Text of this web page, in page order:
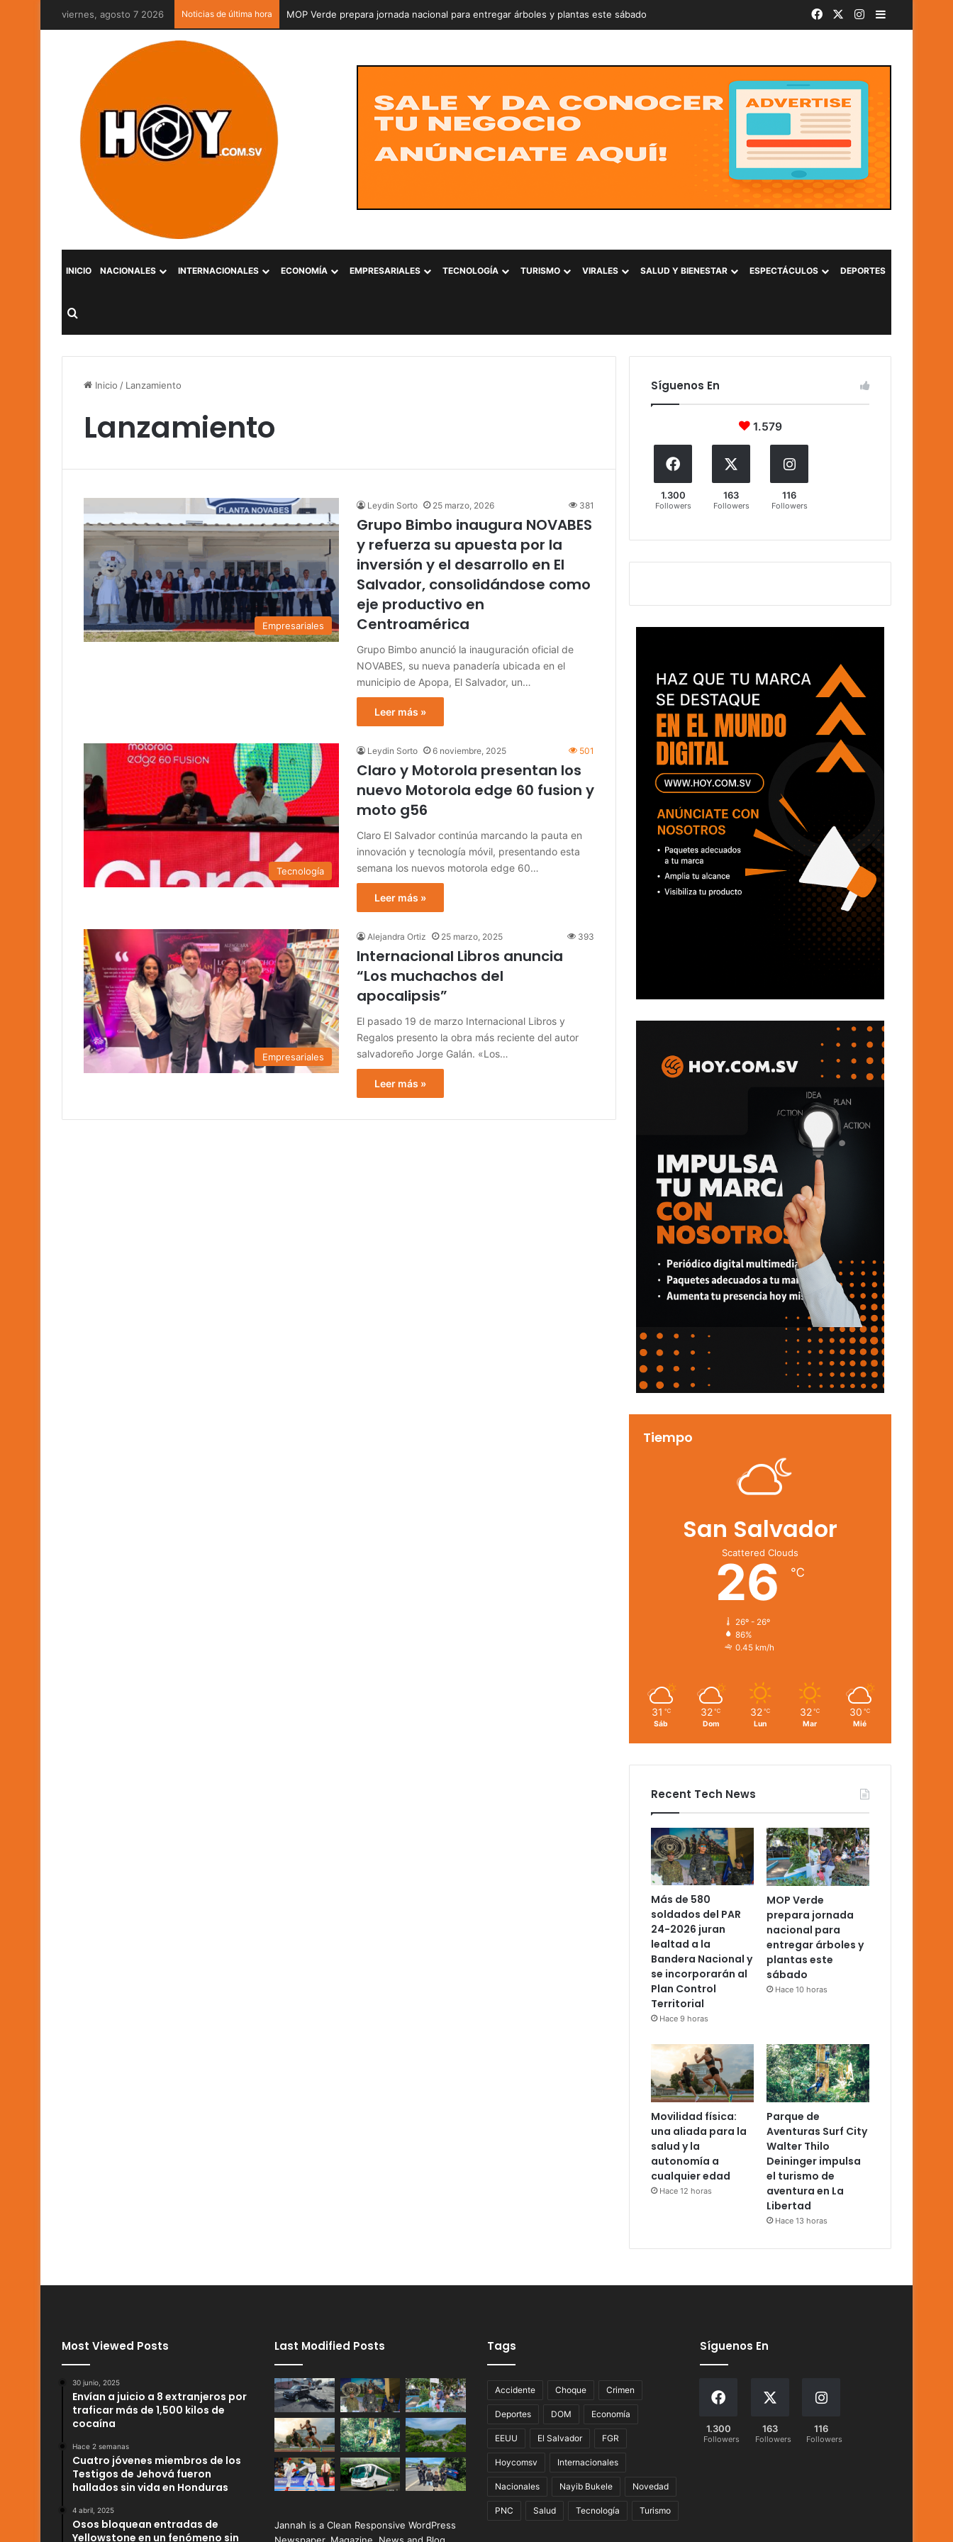
viernes, agosto 7 2026 Noticias de última hora MOP Verde prepara jornada nacional para entregar árboles y plantas este sábado Facebook Instagram
INICIO NACIONALES INTERNACIONALES ECONOMÍA EMPRESARIALES TECNOLOGÍA TURISMO VIRALES SALUD Y BIENESTAR ESPECTÁCULOS DEPORTES
Buscar por
Inicio / Lanzamiento
Lanzamiento
Empresariales
Leydin Sorto 25 marzo, 2026 381
Grupo Bimbo inaugura NOVABES
y refuerza su apuesta por la
inversión y el desarrollo en El
Salvador, consolidándose como
eje productivo en
Centroamérica
Grupo Bimbo anunció la inauguración oficial de
NOVABES, su nueva panadería ubicada en el
municipio de Apopa, El Salvador, un…
Leer más »
Tecnología
Leydin Sorto 6 noviembre, 2025 501
Claro y Motorola presentan los
nuevo Motorola edge 60 fusion y
moto g56
Claro El Salvador continúa marcando la pauta en
innovación y tecnología móvil, presentando esta
semana los nuevos motorola edge 60…
Leer más »
Empresariales
Alejandra Ortiz 25 marzo, 2025 393
Internacional Libros anuncia
“Los muchachos del
apocalipsis”
El pasado 19 de marzo Internacional Libros y
Regalos presento la obra más reciente del autor
salvadoreño Jorge Galán. «Los…
Leer más »
Síguenos En
1.579
1.300
Followers
163
Followers
116
Followers
Tiempo
San Salvador
Scattered Clouds
26 ℃
26º - 26º
86%
0.45 km/h
31 ℃
Sáb
32 ℃
Dom
32 ℃
Lun
32 ℃
Mar
30 ℃
Mié
Recent Tech News
Más de 580
soldados del PAR
24-2026 juran
lealtad a la
Bandera Nacional y
se incorporarán al
Plan Control
Territorial
Hace 9 horas
MOP Verde
prepara jornada
nacional para
entregar árboles y
plantas este
sábado
Hace 10 horas
Movilidad física:
una aliada para la
salud y la
autonomía a
cualquier edad
Hace 12 horas
Parque de
Aventuras Surf City
Walter Thilo
Deininger impulsa
el turismo de
aventura en La
Libertad
Hace 13 horas
Most Viewed Posts
30 junio, 2025
Envían a juicio a 8 extranjeros por
traficar más de 1,500 kilos de
cocaína
Hace 2 semanas
Cuatro jóvenes miembros de los
Testigos de Jehová fueron
hallados sin vida en Honduras
4 abril, 2025
Osos bloquean entradas de
Yellowstone en un fenómeno sin
Last Modified Posts
Jannah is a Clean Responsive WordPress
Tags
Accidente Choque Crimen
Deportes DOM Economía
EEUU El Salvador FGR
Hoycomsv Internacionales
Nacionales Nayib Bukele Novedad
PNC Salud Tecnología Turismo
Síguenos En
1.300
Followers
163
Followers
116
Followers